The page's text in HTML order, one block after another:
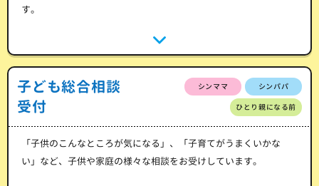
す。
子ども総合相談
受付
シンママ シンパパ
ひとり親になる前
「子供のこんなところが気になる」、「子育てがうまくいかな
い」など、子供や家庭の様々な相談をお受けしています。